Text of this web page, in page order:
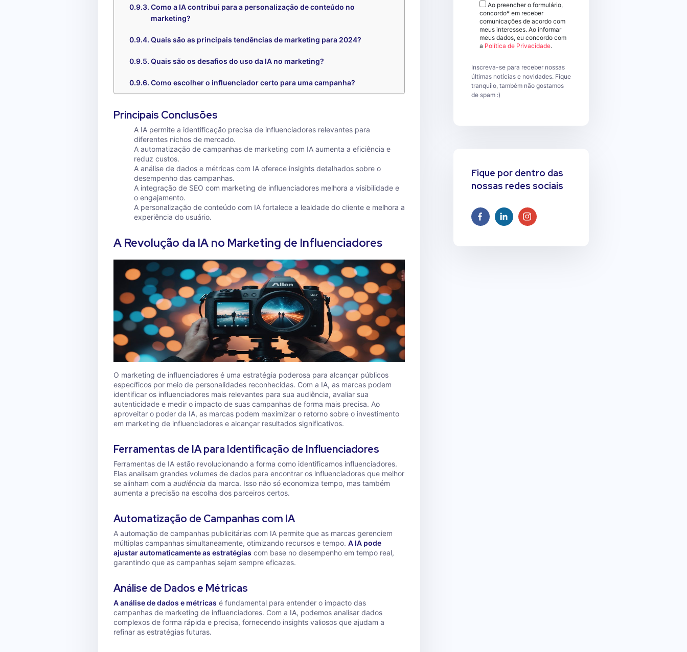
Como a IA contribui para a personalização de conteúdo no
marketing?
Quais são as principais tendências de marketing para 2024?
Quais são os desafios do uso da IA no marketing?
Como escolher o influenciador certo para uma campanha?
Principais Conclusões
A IA permite a identificação precisa de influenciadores relevantes para
diferentes nichos de mercado.
A automatização de campanhas de marketing com IA aumenta a eficiência e
reduz custos.
A análise de dados e métricas com IA oferece insights detalhados sobre o
desempenho das campanhas.
A integração de SEO com marketing de influenciadores melhora a visibilidade e
o engajamento.
A personalização de conteúdo com IA fortalece a lealdade do cliente e melhora a
experiência do usuário.
A Revolução da IA no Marketing de Influenciadores
O marketing de influenciadores é uma estratégia poderosa para alcançar públicos
específicos por meio de personalidades reconhecidas. Com a IA, as marcas podem
identificar os influenciadores mais relevantes para sua audiência, avaliar sua
autenticidade e medir o impacto de suas campanhas de forma mais precisa. Ao
aproveitar o poder da IA, as marcas podem maximizar o retorno sobre o investimento
em marketing de influenciadores e alcançar resultados significativos.
Ferramentas de IA para Identificação de Influenciadores
Ferramentas de IA estão revolucionando a forma como identificamos influenciadores.
Elas analisam grandes volumes de dados para encontrar os influenciadores que melhor
se alinham com a audiência da marca. Isso não só economiza tempo, mas também
aumenta a precisão na escolha dos parceiros certos.
Automatização de Campanhas com IA
A automação de campanhas publicitárias com IA permite que as marcas gerenciem
múltiplas campanhas simultaneamente, otimizando recursos e tempo. A IA pode
ajustar automaticamente as estratégias com base no desempenho em tempo real,
garantindo que as campanhas sejam sempre eficazes.
Análise de Dados e Métricas
A análise de dados e métricas é fundamental para entender o impacto das
campanhas de marketing de influenciadores. Com a IA, podemos analisar dados
complexos de forma rápida e precisa, fornecendo insights valiosos que ajudam a
refinar as estratégias futuras.
Ao preencher o formulário,
concordo* em receber
comunicações de acordo com
meus interesses. Ao informar
meus dados, eu concordo com
a Política de Privacidade.
Inscreva-se para receber nossas
últimas notícias e novidades. Fique
tranquilo, também não gostamos
de spam :)
Fique por dentro das
nossas redes sociais